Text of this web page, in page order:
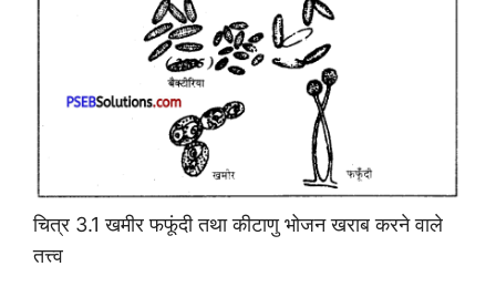
चित्र 3.1 खमीर फफूंदी तथा कीटाणु भोजन खराब करने वाले
तत्त्व